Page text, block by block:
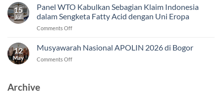
WTO
Jadi
Modal
Indonesia
Akses
15
Jul
Panel WTO Kabulkan Sebagian Klaim Indonesia
dalam Sengketa Fatty Acid dengan Uni Eropa
Comments Offon
WTO
Kabulkan
Sebagian
12
May
Musyawarah Nasional APOLIN 2026 di Bogor
Comments Offon
Archive